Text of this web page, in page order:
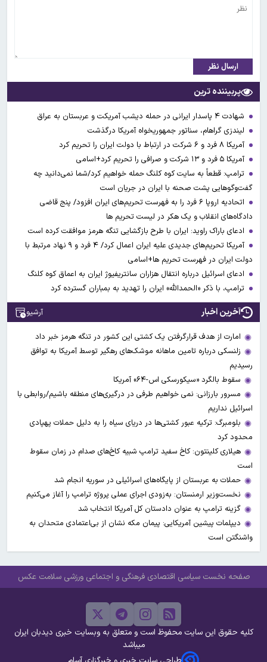
ارسال نظر
پربیننده ترین
شهادت ۴ پاسدار ایرانی در حمله دیشب آمریکت و عربستان به عراق
لیندزی گراهام، سناتور جمهوریخواه آمریکا درگذشت
آمریکا ۸ فرد و ۶ شرکت در ارتباط با دولت ایران را تحریم کرد
آمریکا ۵ فرد و ۱۳ شرکت و صرافی را تحریم کرد+اسامی
ترامپ: قطعاً به سایت کوه کلنگ حمله خواهیم کرد/شما نمی‌دانید چه
گفت‌وگوهایی پشت صحنه با ایران در جریان است
اتحادیه اروپا ۶ فرد را به فهرست تحریم‌های ایران افزود/ پنج قاضی
دادگاه‌های انقلاب و یک هکر در لیست تحریم ها
ادعای باراک راوید: ایران با طرح بازگشایی تنگه هرمز موافقت کرده است
آمریکا تحریم‌های جدیدی علیه ایران اعمال کرد/ ۴ فرد و ۹ نهاد مرتبط با
دولت ایران در فهرست تحریم ها+اسامی
ادعای اسرائیل درباره انتقال هزاران سانتریفیوژ ایران به اعماق کوه کلنگ
ترامپ، با ذکر «الحمدالله» ایران را تهدید به بمباران گسترده کرد
آخرین اخبار آرشیو
امارت از هدف قرارگرفتن یک کشتی این کشور در تنگه هرمز خبر داد
زلنسکی درباره تامین ماهانه موشک‌های رهگیر توسط آمریکا به توافق
رسیدیم
سقوط بالگرد «سیکورسکی اس-۶۴» آمریکا
مسرور بارزانی: نمی خواهیم طرفی در درگیری‌های منطقه باشیم/روابطی با
اسرائیل نداریم
بلومبرگ: ترکیه عبور کشتی‌ها در دریای سیاه را به دلیل حملات پهپادی
محدود کرد
هیلاری کلینتون: کاخ سفید ترامپ شبیه کاخ‌های صدام در زمان سقوط
است
حملات به عربستان از پایگاه‌های اسرائیلی در سوریه انجام شد
نخست‌وزیر ارمنستان: به‌زودی اجرای عملی پروژه ترامپ را آغاز می‌کنیم
گزینه ترامپ به عنوان دادستان کل آمریکا انتخاب شد
دیپلمات پیشین آمریکایی: پیمان مکه نشان از بی‌اعتمادی متحدان به
واشنگتن است
صفحه نخست سیاسی اقتصادی فرهنگی و اجتماعی ورزشی سلامت عکس
کلیه حقوق این سایت محفوظ است و متعلق به وبسایت خبری دیدبان ایران
میباشد